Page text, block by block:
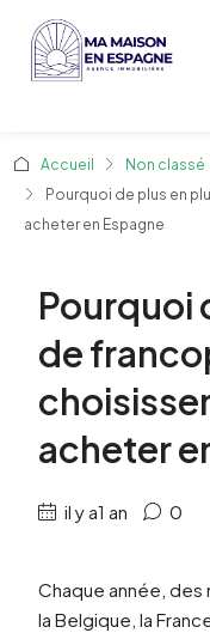
Accueil
Non classé
Pourquoi de plus en
acheter en Espagne
Pourquoi
de
acheter
il y a1 an 0
Chaque année,
la Belgique, la